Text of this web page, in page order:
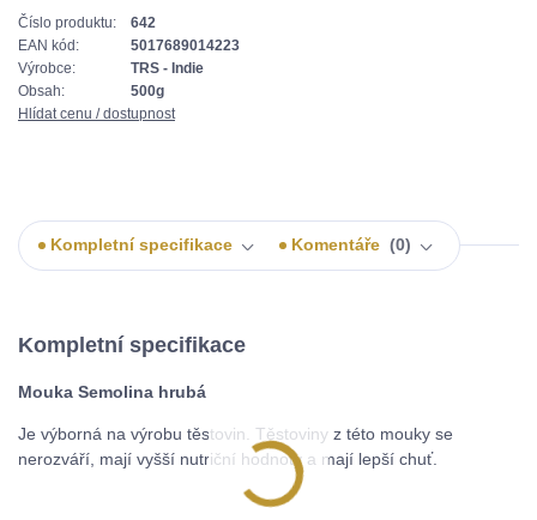
Číslo produktu:
642
EAN kód:
5017689014223
Výrobce:
TRS - Indie
Obsah:
500g
Hlídat cenu / dostupnost
Kompletní specifikace Komentáře 0
Kompletní specifikace
Mouka Semolina hrubá
Je výborná na výrobu těstovin. Těstoviny z této mouky se
nerozváří, mají vyšší nutriční hodnoty a mají lepší chuť.